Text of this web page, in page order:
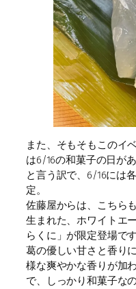
また、そもそもこのイ
は6/16の和菓子の日が
と言う訳で、6/16には
定。
佐藤屋からは、こちら
生まれた、ホワイトエ
らくに」が限定登場です
葛の優しい甘さと香り
様な爽やかな香りが加
で、しっかり和菓子な